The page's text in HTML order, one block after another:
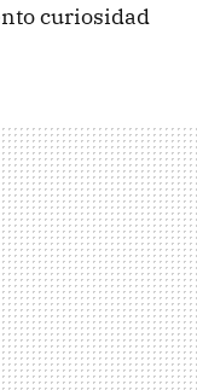
curiosidad